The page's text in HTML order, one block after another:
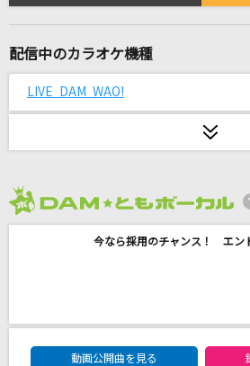
sweet timer
はいよろこんで
盛れ！ミ・アモーレ
配信中のカラオケ機種
LIVE DAM WAO!
今なら採用のチャンス！ エン
DAM★ともボーカルエントリ
動画公開曲を見る